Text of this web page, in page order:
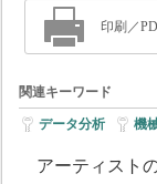
印刷／
関連キーワード
データ分析 機
アーティスト